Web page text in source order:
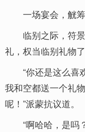
一场宴会，觥
临别之际，符
礼，权当临别礼物了
“你还是这么喜
我和空都送一个礼
呢！”派蒙抗议道。
“啊哈哈，是吗